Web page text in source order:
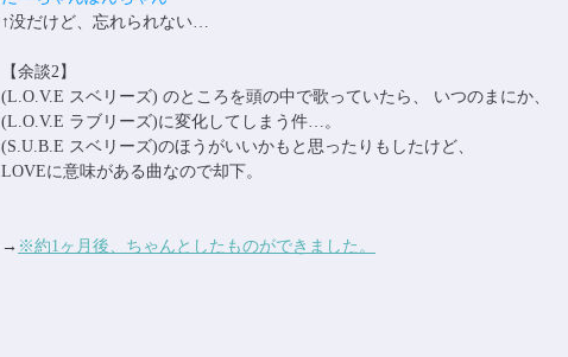
↑没だけど、忘れられない…
【余談2】
(L.O.V.E スベリーズ) のところを頭の中で歌っていたら、 いつのまにか、
(L.O.V.E ラブリーズ)に変化してしまう件…。
(S.U.B.E スベリーズ)のほうがいいかもと思ったりもしたけど、
LOVEに意味がある曲なので却下。
→ ※約1ヶ月後、ちゃんとしたものができました。